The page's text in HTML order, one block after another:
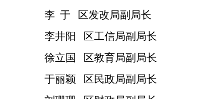
李 于
区发改局副局长
李井阳
区工信局副局长
徐立国
区教育局副局长
于丽颖
区民政局副局长